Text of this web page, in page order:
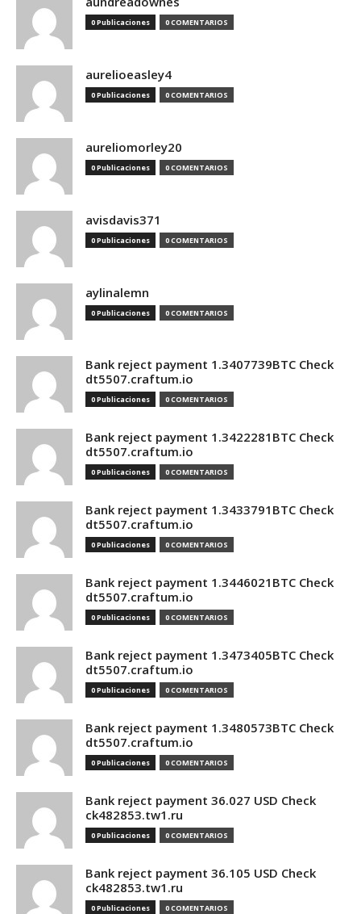
0 Publicaciones 0 COMENTARIOS
aurelioeasley4
0 Publicaciones 0 COMENTARIOS
aureliomorley20
0 Publicaciones 0 COMENTARIOS
avisdavis371
0 Publicaciones 0 COMENTARIOS
aylinalemn
0 Publicaciones 0 COMENTARIOS
Bank reject payment 1.3407739BTC Check
dt5507.craftum.io
0 Publicaciones 0 COMENTARIOS
Bank reject payment 1.3422281BTC Check
dt5507.craftum.io
0 Publicaciones 0 COMENTARIOS
Bank reject payment 1.3433791BTC Check
dt5507.craftum.io
0 Publicaciones 0 COMENTARIOS
Bank reject payment 1.3446021BTC Check
dt5507.craftum.io
0 Publicaciones 0 COMENTARIOS
Bank reject payment 1.3473405BTC Check
dt5507.craftum.io
0 Publicaciones 0 COMENTARIOS
Bank reject payment 1.3480573BTC Check
dt5507.craftum.io
0 Publicaciones 0 COMENTARIOS
Bank reject payment 36.027 USD Check
ck482853.tw1.ru
0 Publicaciones 0 COMENTARIOS
Bank reject payment 36.105 USD Check
ck482853.tw1.ru
0 Publicaciones 0 COMENTARIOS